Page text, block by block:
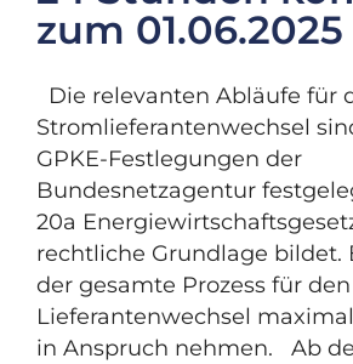
zum 01.06.2025
Die relevanten Abläufe für
Stromlieferantenwechsel
GPKE-Festlegungen der
Bundesnetzagentur
20a
rechtliche Grundlage bildet.
der gesamte Prozess für den
Lieferantenwechsel
in Anspruch nehmen. Ab